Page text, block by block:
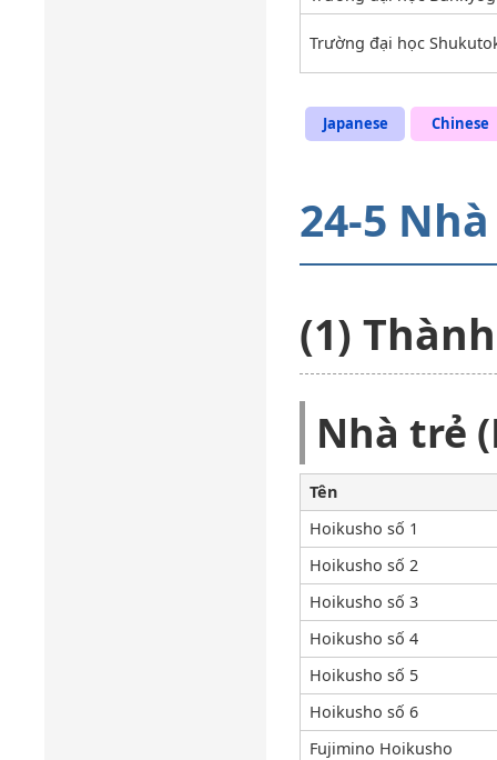
Trường đại học
Japanese Chinese
24-5
(1)
Nhà trẻ
Tên
Hoikusho số 1
Hoikusho số 2
Hoikusho số 3
Hoikusho số 4
Hoikusho số 5
Hoikusho số 6
Fujimino Hoikusho